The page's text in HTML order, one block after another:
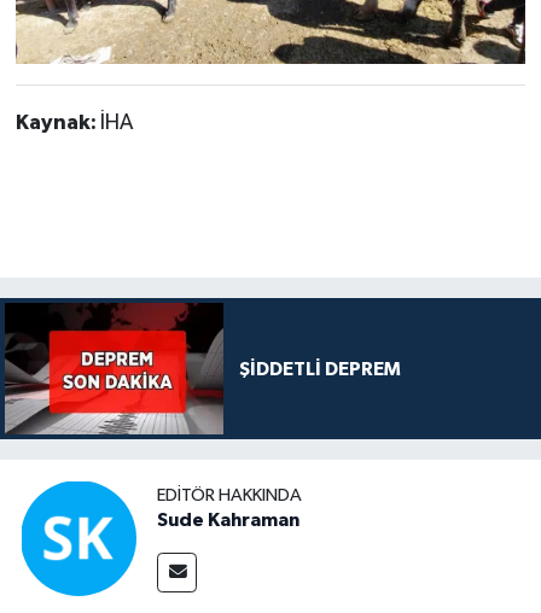
Kaynak: İHA
ŞİDDETLİ DEPREM
EDITÖR HAKKINDA
Sude Kahraman